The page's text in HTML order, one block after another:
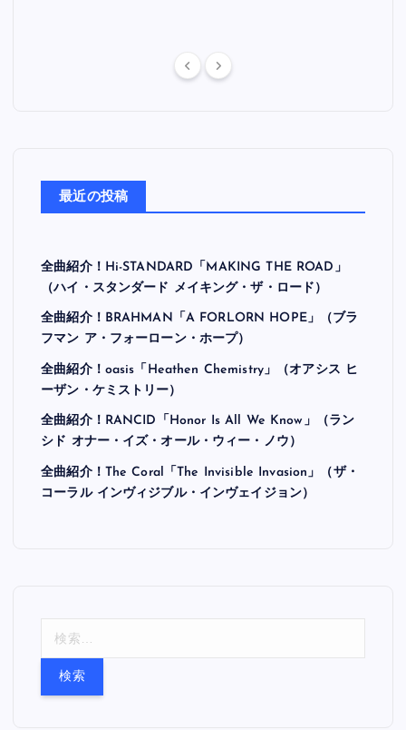
最近の投稿
全曲紹介！Hi-STANDARD「MAKING THE ROAD」
（ハイ・スタンダード メイキング・ザ・ロード）
全曲紹介！BRAHMAN「A FORLORN HOPE」（ブラ
フマン ア・フォーローン・ホープ）
全曲紹介！oasis「Heathen Chemistry」（オアシス ヒ
ーザン・ケミストリー）
全曲紹介！RANCID「Honor Is All We Know」（ラン
シド オナー・イズ・オール・ウィー・ノウ）
全曲紹介！The Coral「The Invisible Invasion」（ザ・
コーラル インヴィジブル・インヴェイジョン）